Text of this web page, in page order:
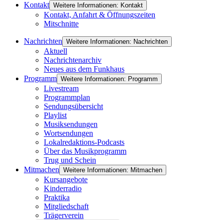
Kontakt Weitere Informationen: Kontakt
Kontakt, Anfahrt & Öffnungszeiten
Mitschnitte
Nachrichten Weitere Informationen: Nachrichten
Aktuell
Nachrichtenarchiv
Neues aus dem Funkhaus
Programm Weitere Informationen: Programm
Livestream
Programmplan
Sendungsübersicht
Playlist
Musiksendungen
Wortsendungen
Lokalredaktions-Podcasts
Über das Musikprogramm
Trug und Schein
Mitmachen Weitere Informationen: Mitmachen
Kursangebote
Kinderradio
Praktika
Mitgliedschaft
Trägerverein